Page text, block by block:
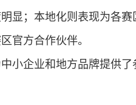
显；本地化则表现为各赛
官方合作伙伴。
小企业和地方品牌提供